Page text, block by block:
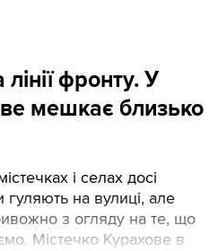
лінії фронту. У
мешкає близько
і селах досі
на вулиці, але
з огляду на те, що
Містечко Курахове в